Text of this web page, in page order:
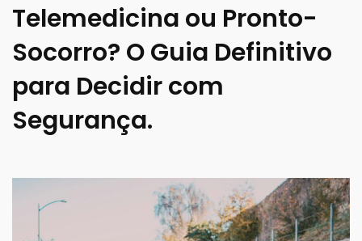
Telemedicina ou Pronto-
Socorro? O Guia Definitivo
para Decidir com
Segurança.